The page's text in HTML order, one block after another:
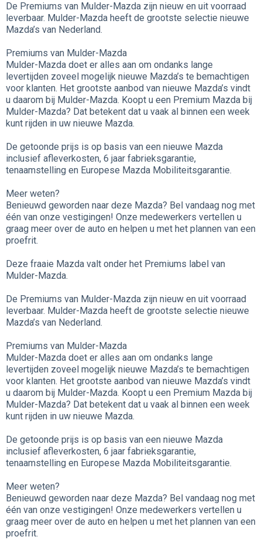
De Premiums van Mulder-Mazda zijn nieuw en uit voorraad
leverbaar. Mulder-Mazda heeft de grootste selectie nieuwe
Mazda’s van Nederland.
Premiums van Mulder-Mazda
Mulder-Mazda doet er alles aan om ondanks lange
levertijden zoveel mogelijk nieuwe Mazda’s te bemachtigen
voor klanten. Het grootste aanbod van nieuwe Mazda’s vindt
u daarom bij Mulder-Mazda. Koopt u een Premium Mazda bij
Mulder-Mazda? Dat betekent dat u vaak al binnen een week
kunt rijden in uw nieuwe Mazda.
De getoonde prijs is op basis van een nieuwe Mazda
inclusief afleverkosten, 6 jaar fabrieksgarantie,
tenaamstelling en Europese Mazda Mobiliteitsgarantie.
Meer weten?
Benieuwd geworden naar deze Mazda? Bel vandaag nog met
één van onze vestigingen! Onze medewerkers vertellen u
graag meer over de auto en helpen u met het plannen van een
proefrit.
Deze fraaie Mazda valt onder het Premiums label van
Mulder-Mazda.
De Premiums van Mulder-Mazda zijn nieuw en uit voorraad
leverbaar. Mulder-Mazda heeft de grootste selectie nieuwe
Mazda’s van Nederland.
Premiums van Mulder-Mazda
Mulder-Mazda doet er alles aan om ondanks lange
levertijden zoveel mogelijk nieuwe Mazda’s te bemachtigen
voor klanten. Het grootste aanbod van nieuwe Mazda’s vindt
u daarom bij Mulder-Mazda. Koopt u een Premium Mazda bij
Mulder-Mazda? Dat betekent dat u vaak al binnen een week
kunt rijden in uw nieuwe Mazda.
De getoonde prijs is op basis van een nieuwe Mazda
inclusief afleverkosten, 6 jaar fabrieksgarantie,
tenaamstelling en Europese Mazda Mobiliteitsgarantie.
Meer weten?
Benieuwd geworden naar deze Mazda? Bel vandaag nog met
één van onze vestigingen! Onze medewerkers vertellen u
graag meer over de auto en helpen u met het plannen van een
proefrit.